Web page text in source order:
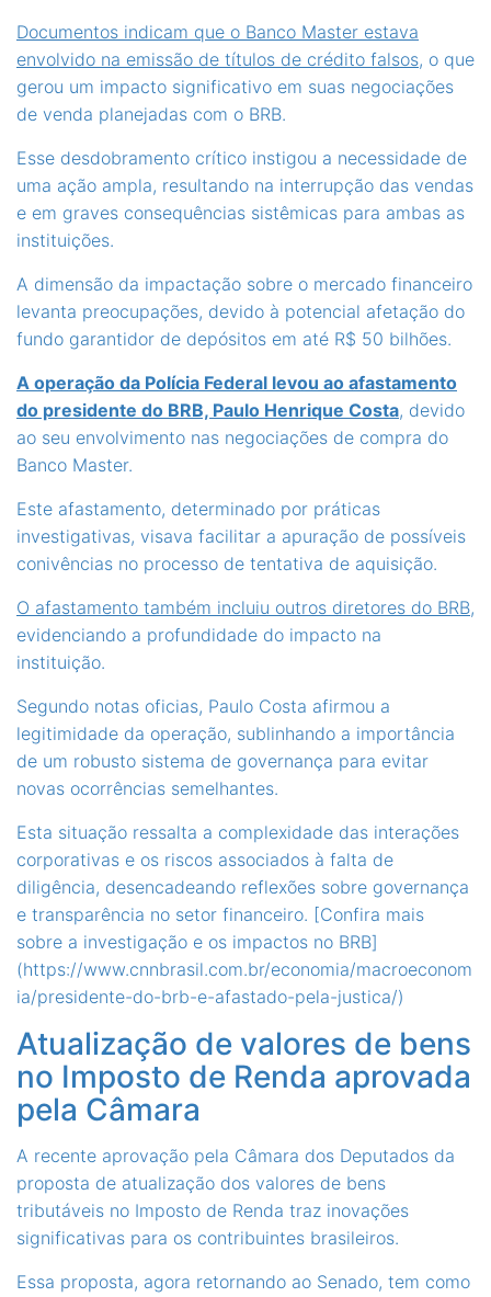
Documentos indicam que o Banco Master estava
envolvido na emissão de títulos de crédito falsos, o que
gerou um impacto significativo em suas negociações
de venda planejadas com o BRB.
Esse desdobramento crítico instigou a necessidade de
uma ação ampla, resultando na interrupção das vendas
e em graves consequências sistêmicas para ambas as
instituições.
A dimensão da impactação sobre o mercado financeiro
levanta preocupações, devido à potencial afetação do
fundo garantidor de depósitos em até R$ 50 bilhões.
A operação da Polícia Federal levou ao afastamento
do presidente do BRB, Paulo Henrique Costa, devido
ao seu envolvimento nas negociações de compra do
Banco Master.
Este afastamento, determinado por práticas
investigativas, visava facilitar a apuração de possíveis
conivências no processo de tentativa de aquisição.
O afastamento também incluiu outros diretores do BRB,
evidenciando a profundidade do impacto na
instituição.
Segundo notas oficias, Paulo Costa afirmou a
legitimidade da operação, sublinhando a importância
de um robusto sistema de governança para evitar
novas ocorrências semelhantes.
Esta situação ressalta a complexidade das interações
corporativas e os riscos associados à falta de
diligência, desencadeando reflexões sobre governança
e transparência no setor financeiro. [Confira mais
sobre a investigação e os impactos no BRB]
(https://www.cnnbrasil.com.br/economia/macroeconom
ia/presidente-do-brb-e-afastado-pela-justica/)
Atualização de valores de bens
no Imposto de Renda aprovada
pela Câmara
A recente aprovação pela Câmara dos Deputados da
proposta de atualização dos valores de bens
tributáveis no Imposto de Renda traz inovações
significativas para os contribuintes brasileiros.
Essa proposta, agora retornando ao Senado, tem como